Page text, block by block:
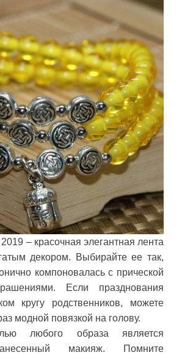
– красочная элегантная лента
декором. Выбирайте ее так,
компоновалась с прической
Если празднования
кругу родственников, можете
модной повязкой на голову.
любого образа является
макияж. Помните